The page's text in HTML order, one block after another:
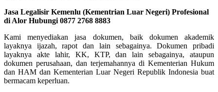
Jasa Legalisir Kemenlu (Kementrian Luar Negeri) Profesional
di Alor Hubungi 0877 2768 8883
Kami menyediakan jasa dokumen, baik dokumen akademik
layaknya ijazah, rapot dan lain sebagainya. Dokumen pribadi
layaknya akte lahir, KK, KTP, dan lain sebagainya, ataupun
dokumen perusahaan, dan terjemahannya di Kementerian Hukum
dan HAM dan Kementerian Luar Negeri Republik Indonesia buat
bermacam keperluan.